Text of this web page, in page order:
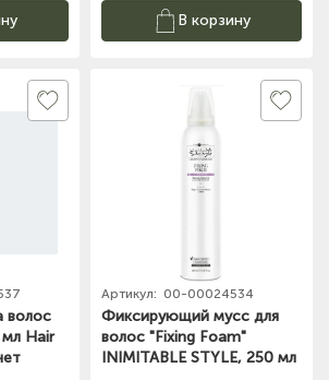
В корзину
волос
Hair
Артикул: 00-00024534
Фиксирующий мусс для
волос "Fixing Foam"
INIMITABLE STYLE, 250 мл